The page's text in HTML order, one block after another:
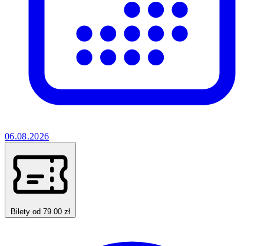
06.08.2026
Bilety od 79.00 zł